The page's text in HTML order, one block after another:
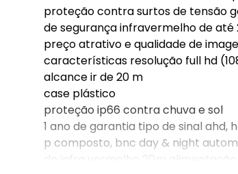
proteção contra surtos de tensão
de segurança infravermelho de
preço atrativo e qualidade de
características resolução full hd
alcance ir de 20 m
case plástico
proteção ip66 contra chuva e sol
1 ano de garantia tipo de sinal ahd,
p composto, bnc day & night
do infra vermelho 20m